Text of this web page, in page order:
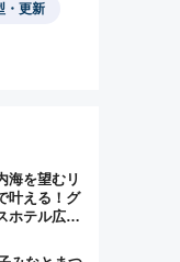
・更新
海を望むリ
叶える！グ
ホテル広島
ィープラン